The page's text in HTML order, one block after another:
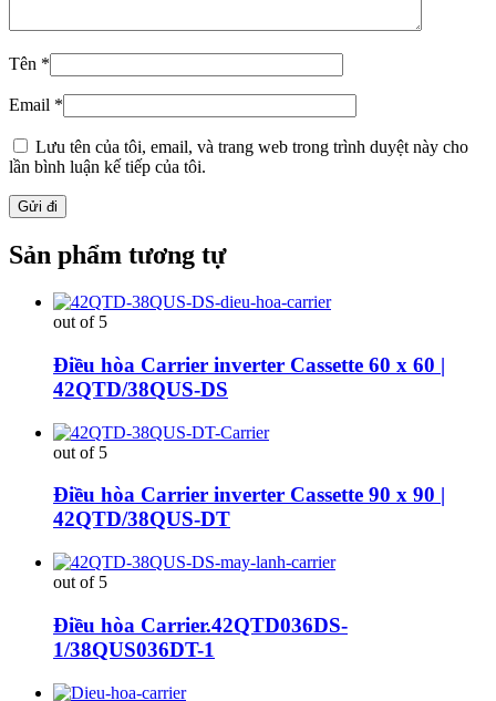
Tên *
Email *
Lưu tên của tôi, email, và trang web trong trình duyệt này cho
lần bình luận kế tiếp của tôi.
Sản phẩm tương tự
out of 5
Điều hòa Carrier inverter Cassette 60 x 60 |
42QTD/38QUS-DS
out of 5
Điều hòa Carrier inverter Cassette 90 x 90 |
42QTD/38QUS-DT
out of 5
Điều hòa Carrier.42QTD036DS-
1/38QUS036DT-1